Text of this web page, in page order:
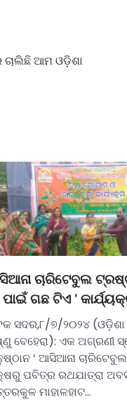
ଆମ ଓଡ଼ିଶା
ଚାରିଟେବୁଲ
ପାଇଁ ଗଛ ଟିଏ ‘
ସଦର,୮/୭/୨୦୨୪ (ଓଡ଼ିଶା
ବେହେରା): ଏକ ଅଗ୍ରଣୀ
‘ ଆସିଆନା
ପବିତ୍ର ରଥଯାତ୍ରା
ମାହାଳହାଟ…